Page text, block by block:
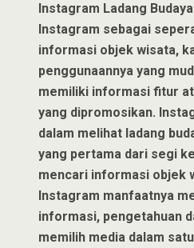
Instagram Ladang
Instagram sebagai
informasi objek wisata,
penggunaannya yang
memiliki informasi fitur
yang dipromosikan.
dalam melihat ladang
yang pertama dari segi
mencari informasi objek
Instagram manfaatnya
informasi, pengetahuan
memilih media dalam